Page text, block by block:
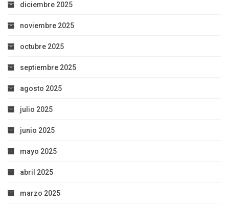
diciembre 2025
noviembre 2025
octubre 2025
septiembre 2025
agosto 2025
julio 2025
junio 2025
mayo 2025
abril 2025
marzo 2025